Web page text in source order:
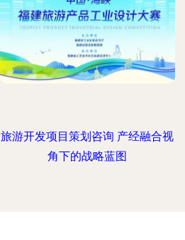
旅游开发项目策划咨询 产经融合视
角下的战略蓝图